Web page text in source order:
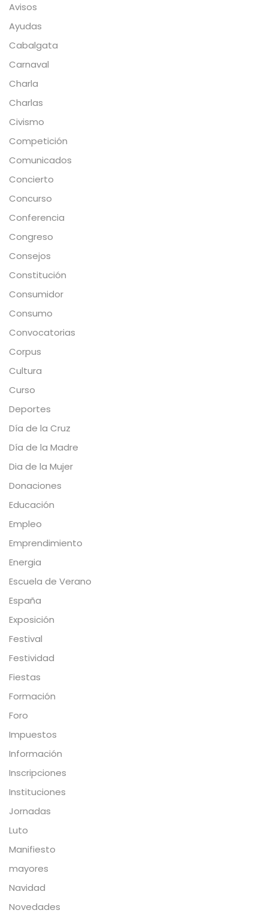
Avisos
Ayudas
Cabalgata
Carnaval
Charla
Charlas
Civismo
Competición
Comunicados
Concierto
Concurso
Conferencia
Congreso
Consejos
Constitución
Consumidor
Consumo
Convocatorias
Corpus
Cultura
Curso
Deportes
Día de la Cruz
Día de la Madre
Dia de la Mujer
Donaciones
Educación
Empleo
Emprendimiento
Energia
Escuela de Verano
España
Exposición
Festival
Festividad
Fiestas
Formación
Foro
Impuestos
Información
Inscripciones
Instituciones
Jornadas
Luto
Manifiesto
mayores
Navidad
Novedades